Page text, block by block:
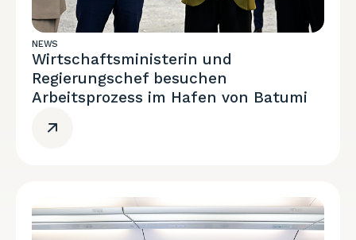
NEWS
Wirtschaftsministerin und
Regierungschef besuchen
Arbeitsprozess im Hafen von Batumi